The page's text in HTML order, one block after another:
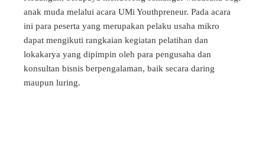
anak muda melalui acara UMi Youthpreneur. Pada acara
ini para peserta yang merupakan pelaku usaha mikro
dapat mengikuti rangkaian kegiatan pelatihan dan
lokakarya yang dipimpin oleh para pengusaha dan
konsultan bisnis berpengalaman, baik secara daring
maupun luring.